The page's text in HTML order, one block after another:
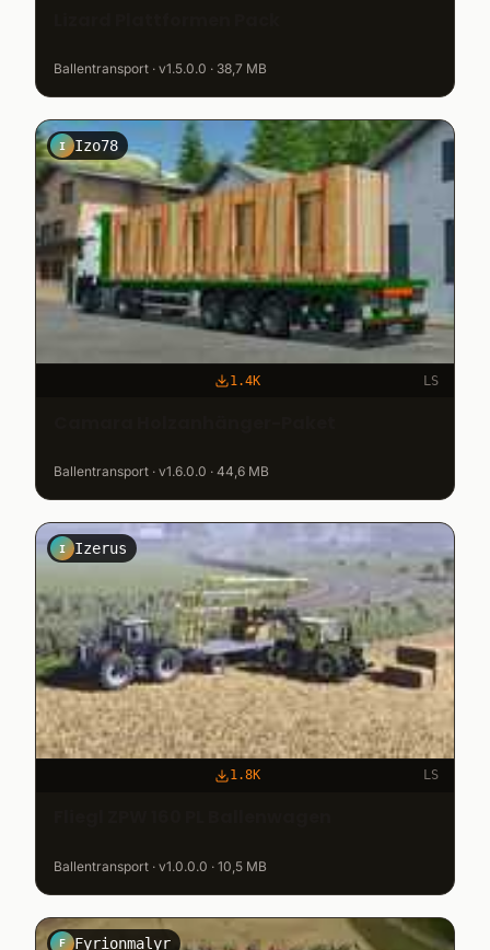
Ballentransport · v1.5.0.0 · 38,7 MB
I Izo78
1.4K LS
Ballentransport · v1.6.0.0 · 44,6 MB
I Izerus
1.8K LS
Ballentransport · v1.0.0.0 · 10,5 MB
F Fyrionmalyr